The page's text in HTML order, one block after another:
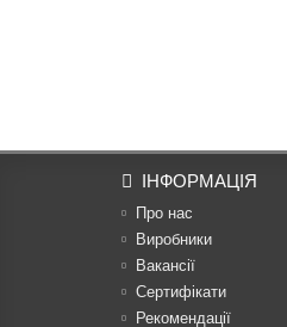
ІНФОРМАЦІЯ
Про нас
Виробники
Вакансії
Сертифікати
Рекомендації